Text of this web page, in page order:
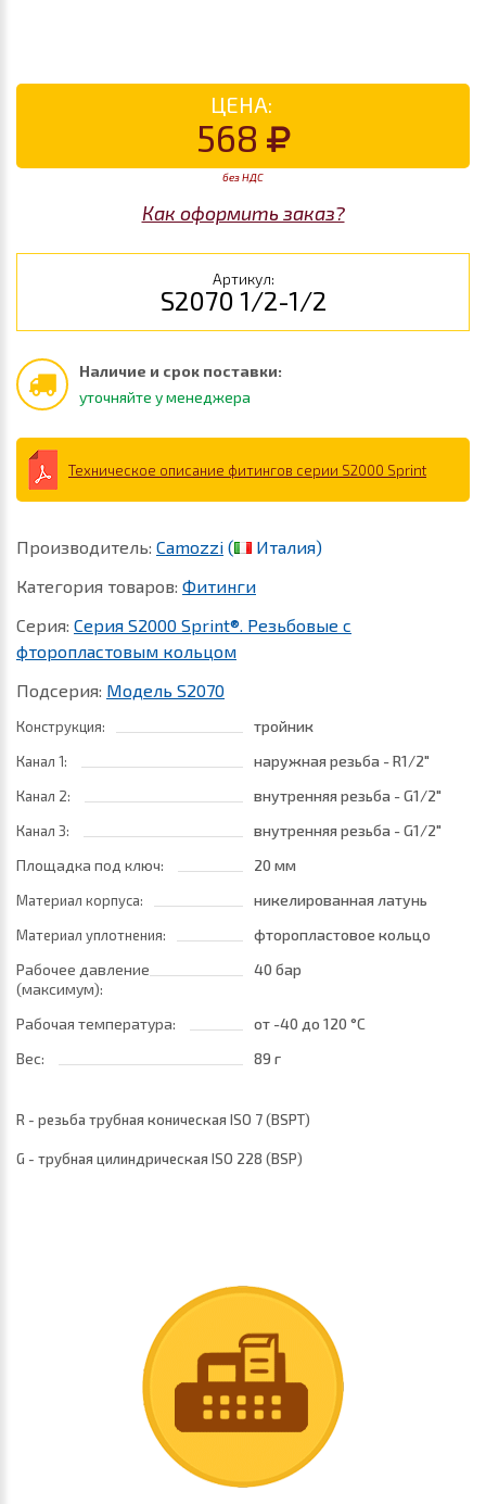
ЦЕНА:
568
без НДС
Как оформить заказ?
Артикул:
S2070 1/2-1/2
Наличие и срок поставки:
уточняйте у менеджера
Техническое описание фитингов серии S2000 Sprint
Производитель: Camozzi (
Италия)
Категория товаров: Фитинги
Серия: Серия S2000 Sprint®. Резьбовые c
фторопластовым кольцом
Подсерия: Модель S2070
Конструкция: тройник
Канал 1: наружная резьба - R1/2"
Канал 2: внутренняя резьба - G1/2"
Канал 3:
внутренняя резьба - G1/2"
Площадка под ключ:
20 мм
Материал корпуса: никелированная латунь
Материал уплотнения:
фторопластовое кольцо
Рабочее давление
(максимум):
40 бар
Рабочая температура: от -40 до 120 °C
Вес:
89 г
R - резьба трубная коническая ISO 7 (BSPТ)
G - трубная цилиндрическая ISO 228 (BSP)